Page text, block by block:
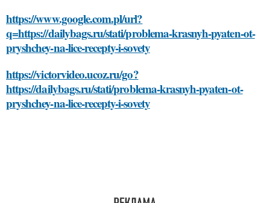
https://www.google.com.pl/url?
q=https://dailybags.ru/stati/problema-krasnyh-pyaten-ot-
pryshchey-na-lice-recepty-i-sovety
https://victorvideo.ucoz.ru/go?
https://dailybags.ru/stati/problema-krasnyh-pyaten-ot-
pryshchey-na-lice-recepty-i-sovety